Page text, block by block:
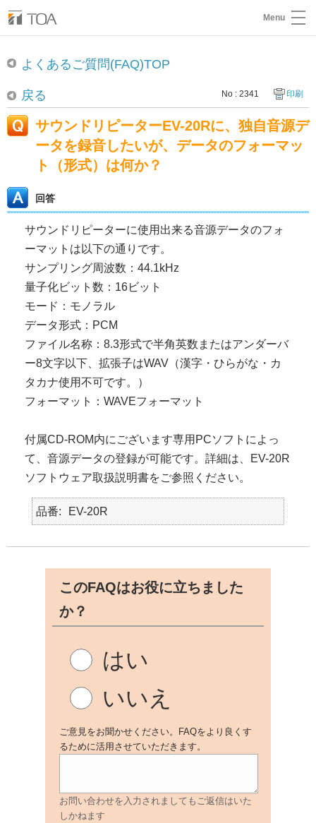
Menu
よくあるご質問(FAQ)TOP
戻る No : 2341 印刷
サウンドリピーターEV-20Rに、独自音源デ
ータを録音したいが、データのフォーマッ
ト（形式）は何か？
回答
サウンドリピーターに使用出来る音源データのフォ
ーマットは以下の通りです。
サンプリング周波数：44.1kHz
量子化ビット数：16ビット
モード：モノラル
データ形式：PCM
ファイル名称：8.3形式で半角英数またはアンダーバ
ー8文字以下、拡張子はWAV（漢字・ひらがな・カ
タカナ使用不可です。）
フォーマット：WAVEフォーマット
付属CD-ROM内にございます専用PCソフトによっ
て、音源データの登録が可能です。詳細は、EV-20R
ソフトウェア取扱説明書をご参照ください。
品番 EV-20R
このFAQはお役に立ちました
か？
はい
いいえ
ご意見をお聞かせください。FAQをより良くす
るために活用させていただきます。
お問い合わせを入力されましてもご返信はいた
しかねます